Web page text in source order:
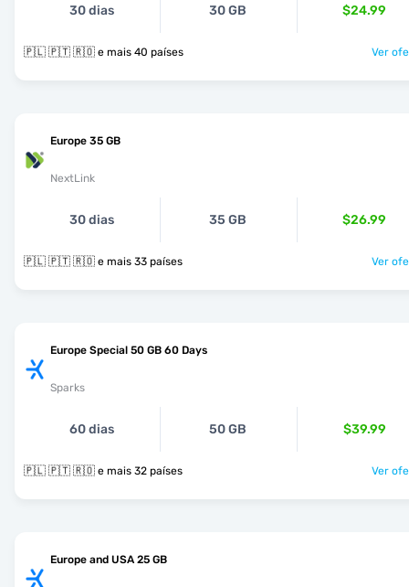
30 dias 30 GB $24.99
🇵🇱 🇵🇹 🇷🇴 e mais 40 países Ver
Europe 35 GB
NextLink
30 dias 35 GB $26.99
🇵🇱 🇵🇹 🇷🇴 e mais 33 países Ver
Europe Special 50 GB 60 Days
Sparks
60 dias 50 GB $39.99
🇵🇱 🇵🇹 🇷🇴 e mais 32 países Ver
Europe and USA 25 GB